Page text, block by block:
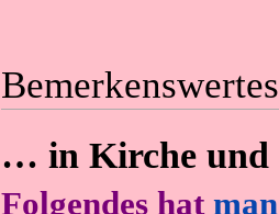
… in Kirche und
Folgendes hat man